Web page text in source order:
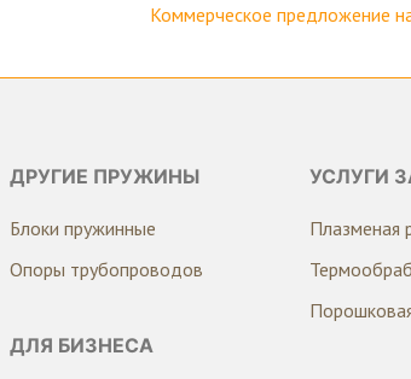
Коммерческое предложение
ДРУГИЕ ПРУЖИНЫ
Блоки пружинные
Опоры трубопроводов
ДЛЯ БИЗНЕСА
УСЛУГИ
Плазменая